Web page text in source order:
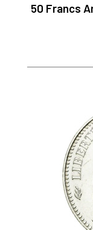
50 Francs